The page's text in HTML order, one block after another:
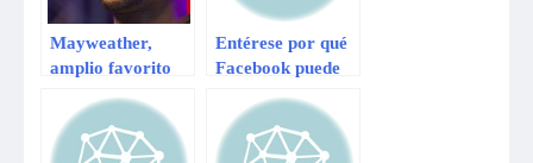
Mayweather,
amplio favorito
sobre Manny
Pacquiao
Entérese por qué
Facebook puede
ánimo